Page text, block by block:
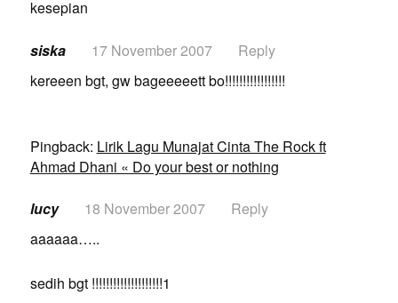
kesepian
siska 17 November 2007
Reply
kereeen bgt, gw bageeeeett bo!!!!!!!!!!!!!!!!!
Pingback: Lirik Lagu Munajat Cinta The Rock ft
Ahmad Dhani « Do your best or nothing
lucy 18 November 2007
Reply
aaaaaa…..
sedih bgt !!!!!!!!!!!!!!!!!!!!1